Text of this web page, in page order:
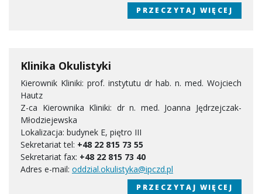
PRZECZYTAJ WIĘCEJ
Klinika Okulistyki
Kierownik Kliniki: prof. instytutu dr hab. n. med. Wojciech
Hautz
Z-ca Kierownika Kliniki: dr n. med. Joanna Jędrzejczak-
Młodziejewska
Lokalizacja: budynek E, piętro III
Sekretariat tel: +48 22 815 73 55
Sekretariat fax: +48 22 815 73 40
Adres e-mail: oddzial.okulistyka@ipczd.pl
PRZECZYTAJ WIĘCEJ